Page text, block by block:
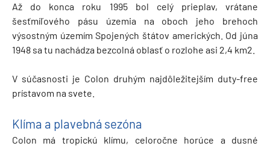
Až do konca roku 1995 bol celý prieplav, vrátane
šesťmíľového pásu územia na oboch jeho brehoch
výsostným územím Spojených štátov amerických. Od júna
1948 sa tu nachádza bezcolná oblasť o rozlohe asi 2,4 km2.
V súčasnosti je Colon druhým najdôležitejším duty-free
prístavom na svete.
Klíma a plavebná sezóna
Colon má tropickú klímu, celoročne horúce a dusné